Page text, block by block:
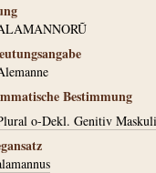
Bestimmung
o-Dekl. Genitiv